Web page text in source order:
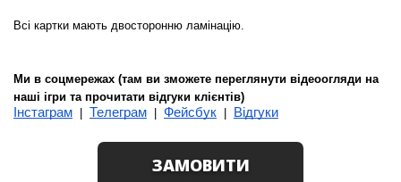
Всі картки мають двосторонню ламінацію.
Ми в соцмережах (там ви зможете переглянути відеоогляди на
наші ігри та прочитати відгуки клієнтів)
Інстаграм Телеграм Фейсбук Відгуки
ЗАМОВИТИ